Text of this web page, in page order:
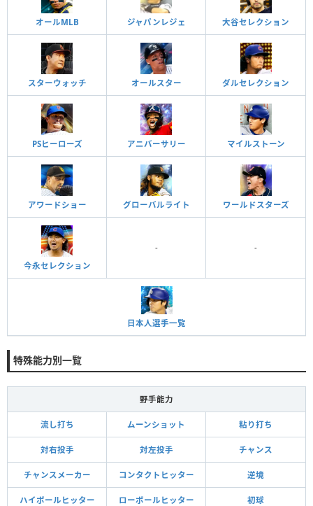
オールMLB ジャパンレジェ 大谷セレクション
スターウォッチ オールスター ダルセレクション
PSヒーローズ アニバーサリー マイルストーン
アワードショー グローバルライト ワールドスターズ
今永セレクション
- -
日本人選手一覧
特殊能力別一覧
野手能力
流し打ち ムーンショット 粘り打ち
対右投手 対左投手 チャンス
チャンスメーカー コンタクトヒッター 逆境
ハイボールヒッター ローボールヒッター 初球